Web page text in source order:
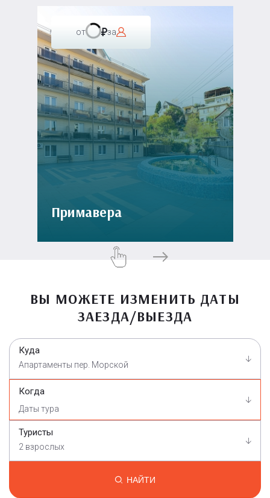
от за
Примавера
ВЫ МОЖЕТЕ ИЗМЕНИТЬ ДАТЫ
ЗАЕЗДА/ВЫЕЗДА
Куда
Апартаменты пер. Морской
Когда
Туристы
2 взрослых
НАЙТИ